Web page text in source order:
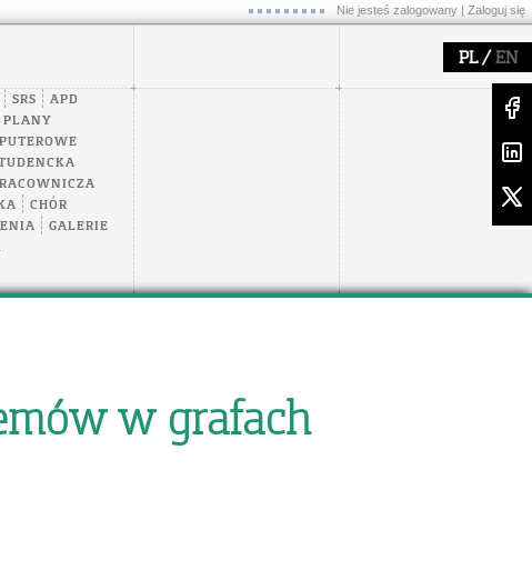
Nie jesteś zalogowany | Zaloguj się
PL/ EN
SRS
APD
PLANY
CHÓR
GALERIE
w grafach